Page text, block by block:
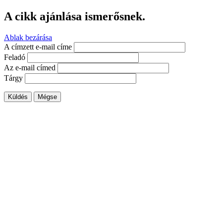
A cikk ajánlása ismerősnek.
Ablak bezárása
A címzett e-mail címe
Feladó
Az e-mail címed
Tárgy
Küldés Mégse